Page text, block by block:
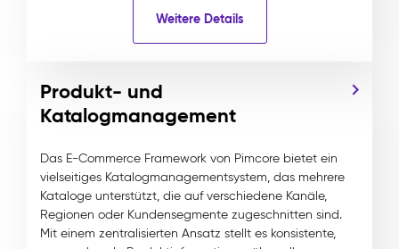
Weitere Details
Produkt- und
Katalogmanagement
Das E-Commerce Framework von Pimcore bietet ein
vielseitiges Katalogmanagementsystem, das mehrere
Kataloge unterstützt, die auf verschiedene Kanäle,
Regionen oder Kundensegmente zugeschnitten sind.
Mit einem zentralisierten Ansatz stellt es konsistente,